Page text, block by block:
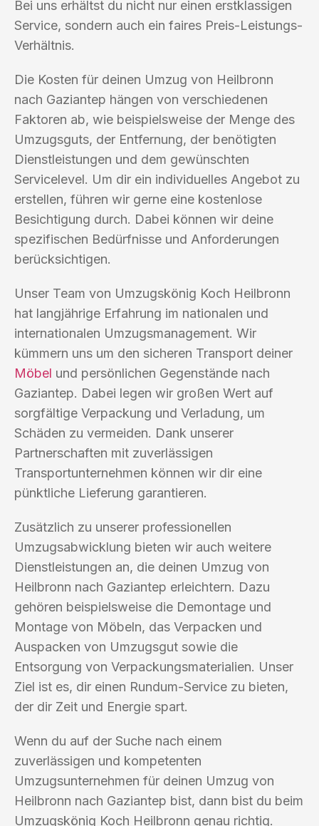
Bei uns erhältst du nicht nur einen erstklassigen
Service, sondern auch ein faires Preis-Leistungs-
Verhältnis.
Die Kosten für deinen Umzug von Heilbronn
nach Gaziantep hängen von verschiedenen
Faktoren ab, wie beispielsweise der Menge des
Umzugsguts, der Entfernung, der benötigten
Dienstleistungen und dem gewünschten
Servicelevel. Um dir ein individuelles Angebot zu
erstellen, führen wir gerne eine kostenlose
Besichtigung durch. Dabei können wir deine
spezifischen Bedürfnisse und Anforderungen
berücksichtigen.
Unser Team von Umzugskönig Koch Heilbronn
hat langjährige Erfahrung im nationalen und
internationalen Umzugsmanagement. Wir
kümmern uns um den sicheren Transport deiner
Möbel und persönlichen Gegenstände nach
Gaziantep. Dabei legen wir großen Wert auf
sorgfältige Verpackung und Verladung, um
Schäden zu vermeiden. Dank unserer
Partnerschaften mit zuverlässigen
Transportunternehmen können wir dir eine
pünktliche Lieferung garantieren.
Zusätzlich zu unserer professionellen
Umzugsabwicklung bieten wir auch weitere
Dienstleistungen an, die deinen Umzug von
Heilbronn nach Gaziantep erleichtern. Dazu
gehören beispielsweise die Demontage und
Montage von Möbeln, das Verpacken und
Auspacken von Umzugsgut sowie die
Entsorgung von Verpackungsmaterialien. Unser
Ziel ist es, dir einen Rundum-Service zu bieten,
der dir Zeit und Energie spart.
Wenn du auf der Suche nach einem
zuverlässigen und kompetenten
Umzugsunternehmen für deinen Umzug von
Heilbronn nach Gaziantep bist, dann bist du beim
Umzugskönig Koch Heilbronn genau richtig.